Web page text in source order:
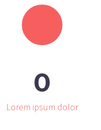
blinding splendor of the
the mighty power of the
rocket!
0
Lorem ipsum dolor